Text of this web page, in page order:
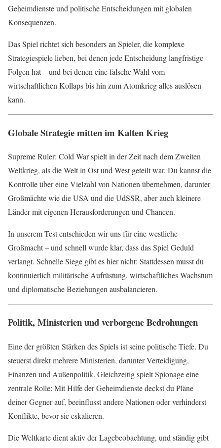
Geheimdienste und politische Entscheidungen mit globalen
Konsequenzen.
Das Spiel richtet sich besonders an Spieler, die komplexe
Strategiespiele lieben, bei denen jede Entscheidung langfristige
Folgen hat – und bei denen eine falsche Wahl vom
wirtschaftlichen Kollaps bis hin zum Atomkrieg alles auslösen
kann.
Globale Strategie mitten im Kalten Krieg
Supreme Ruler: Cold War spielt in der Zeit nach dem Zweiten
Weltkrieg, als die Welt in Ost und West geteilt war. Du kannst die
Kontrolle über eine Vielzahl von Nationen übernehmen, darunter
Großmächte wie die USA und die UdSSR, aber auch kleinere
Länder mit eigenen Herausforderungen und Chancen.
In unserem Test entschieden wir uns für eine westliche
Großmacht – und schnell wurde klar, dass das Spiel Geduld
verlangt. Schnelle Siege gibt es hier nicht: Stattdessen musst du
kontinuierlich militärische Aufrüstung, wirtschaftliches Wachstum
und diplomatische Beziehungen ausbalancieren.
Politik, Ministerien und verborgene Bedrohungen
Eine der größten Stärken des Spiels ist seine politische Tiefe. Du
steuerst direkt mehrere Ministerien, darunter Verteidigung,
Finanzen und Außenpolitik. Gleichzeitig spielt Spionage eine
zentrale Rolle: Mit Hilfe der Geheimdienste deckst du Pläne
deiner Gegner auf, beeinflusst andere Nationen oder verhinderst
Konflikte, bevor sie eskalieren.
Die Weltkarte dient aktiv der Lagebeobachtung, und ständig gibt